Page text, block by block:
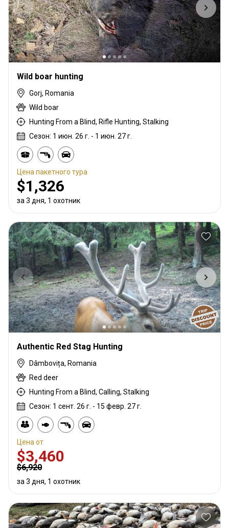
Wild boar hunting
Gorj, Romania
Wild boar
Hunting From a Blind, Rifle Hunting, Stalking
Сезон: 1 июн. 26 г. - 1 июн. 27 г.
Цена пакетного тура
$1,326
за 3 дня, 1 охотник
Authentic Red Stag Hunting
Dâmbovița, Romania
Red deer
Hunting From a Blind, Calling, Stalking
Сезон: 1 сент. 26 г. - 15 февр. 27 г.
Цена от
$3,460
$6,920
за 3 дня, 1 охотник